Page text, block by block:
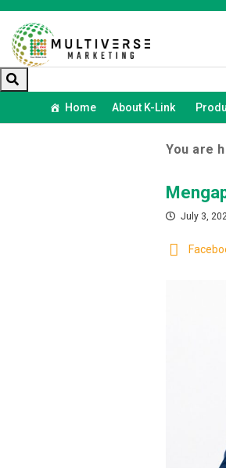
Home About K-Link
You are
July 3,